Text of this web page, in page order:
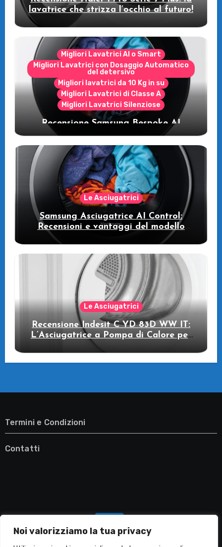
Noi valorizziamo la tua privacy
lavatrice che strizza l’occhio al futuro!
Migliori Lavatrici AI o Smart
Migliori Lavatrici con Dosaggio Automatico
del detersivo
Migliori lavatrici da 10 Kg in su
Migliori Lavatrici di Classe A
Migliori Lavatrici Silenziose
Recensione Samsung Bespoke AI
WW11DB7B94GE/U3: la lavatrice
intelligente che fa risparmiare
Le Asciugatrici
Samsung Asciugatrice AI Control:
Recensioni e vantaggi del modello
Le Asciugatrici
Recensione Indesit C YD 83D WW IT:
L’Asciugatrice a Pompa di Calore per
il Tuo Benessere
Termini e Condizioni
Contatti